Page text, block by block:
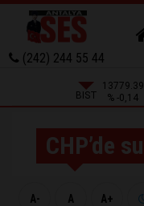
(242) 244 55 44
BIST
13779.39
% -0,14
CHP’de
A- A A+